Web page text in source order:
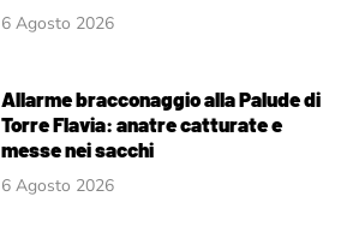
6 Agosto 2026
Allarme bracconaggio alla Palude di
Torre Flavia: anatre catturate e
messe nei sacchi
6 Agosto 2026